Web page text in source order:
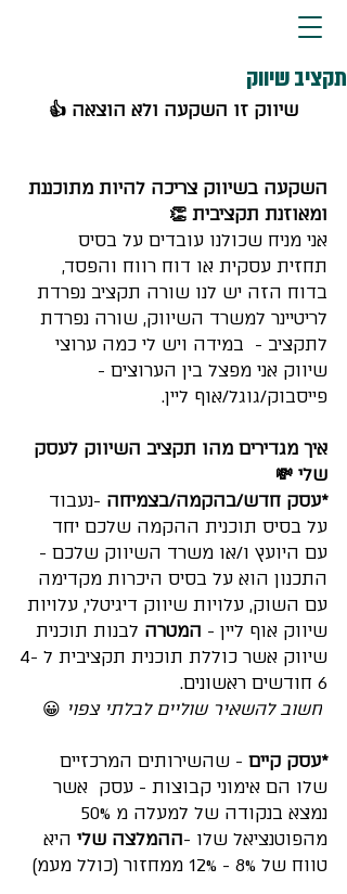
תקציב שיווק
שיווק זו השקעה ולא הוצאה 👍
השקעה בשיווק צריכה להיות מתוכננת
ומאוזנת תקציבית 👏
אני מניח שכולנו עובדים על בסיס
תחזית עסקית או דוח רווח והפסד,
בדוח הזה יש לנו שורה תקציב נפרדת
לריטיינר למשרד השיווק, שורה נפרדת
לתקציב -  במידה ויש לי כמה ערוצי
שיווק אני מפצל בין הערוצים -
פייסבוק/גוגל/אוף ליין.
איך מגדירים מהו תקציב השיווק לעסק
שלי 💸
*עסק חדש/בהקמה/בצמיחה -נעבוד
על בסיס תוכנית ההקמה שלכם יחד
עם היועץ ו/או משרד השיווק שלכם -
התכנון הוא על בסיס היכרות מקדימה
עם השוק, עלויות שיווק דיגיטלי, עלויות
שיווק אוף ליין - המטרה לבנות תוכנית
שיווק אשר כוללת תוכנית תקציבית ל 4-
6 חודשים ראשונים.
חשוב להשאיר שוליים לבלתי צפוי 😀
*עסק קיים - שהשירותים המרכזיים
שלו הם אימוני קבוצות - עסק  אשר
מהפוטנציאל שלו -ההמלצה שלי היא
טווח של 8% - 12% ממחזור (כולל מעמ)
👋 ברוכים הבאים!
אשמח לעזור לך
חגי לביא